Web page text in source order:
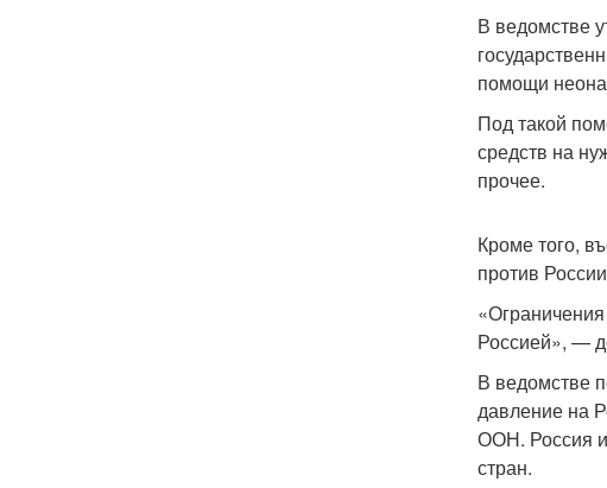
В ведомстве
помощи
Под такой
средств на
прочее.
Кроме того,
против
Россией», —
В ведомстве
давление на
ООН. Россия
стран.